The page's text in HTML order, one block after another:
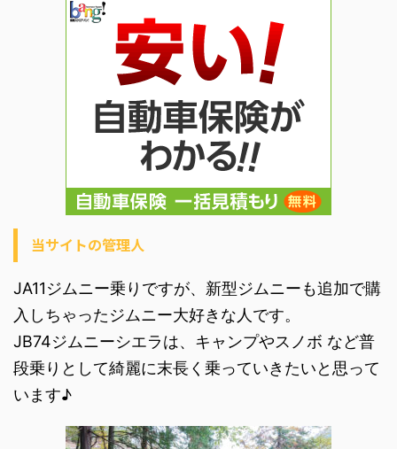
当サイトの管理人
JA11ジムニー乗りですが、新型ジムニーも追加で購
入しちゃったジムニー大好きな人です。
JB74ジムニーシエラは、キャンプやスノボ など普
段乗りとして綺麗に末長く乗っていきたいと思って
います♪